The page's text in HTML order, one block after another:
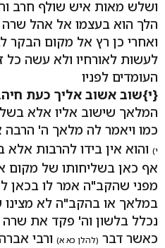
ושלש מאות איש שולף חרב
הלך הוא בעצמו אל אהל
ואחרי כן רץ אל מקום הבקר
לעשות לאורחיו ולא עשה כל
העומדים לפניו
{י}שוב אשוב אליך כעת חיה
המלאך שישוב אליו אלא
כמו ויאמר לה מלאך ה'
י) והוא אין בידו להרבות
אף כאן בשליחותו של מקום
מפני שהקב"ה אמר לו בכאן
במלאך או בהקב"ה לא מצינו
נכלל בלשון וה' פקד את
כאשר דבר (להלן כא א) ורבי